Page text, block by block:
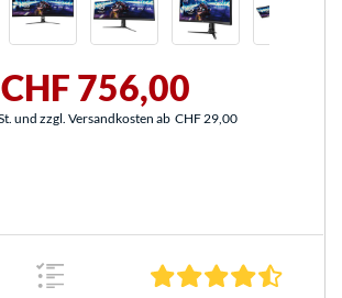
CHF 756,00
und zzgl. Versandkosten ab CHF 29,00
4.5